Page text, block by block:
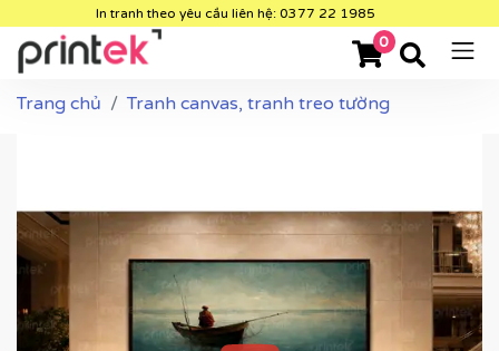
In tranh theo yêu cầu liên hệ: 0377 22 1985
0
Trang chủ Tranh canvas, tranh treo tường